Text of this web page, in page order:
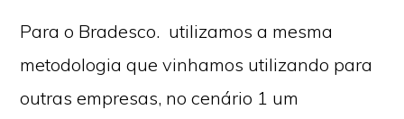
Para o Bradesco. utilizamos a mesma
metodologia que vinhamos utilizando para
outras empresas, no cenário 1 um